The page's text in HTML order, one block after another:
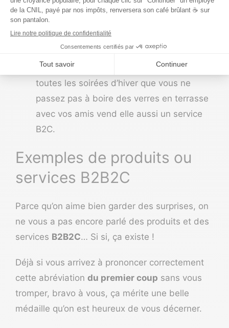
neveu à Noël vend un produit B2C ;
Lecordonnier
vos bottines ou les semelles de vos
baskets vend un service B2C ;
Et laplateforme de streamingqui occupe
toutes les soirées d’hiver que vous ne
passez pas à boire des verres en terrasse
avec vos amis vend elle aussi un service
B2C.
Exemples de produits ou
services B2B2C
Parce qu’on aime bien garder des surprises, on
ne vous a pas encore parlé des produits et des
services B2B2C… Si si, ça existe !
Déjà si vous arrivez à prononcer correctement
cette abréviation du premier coup sans vous
tromper, bravo à vous, ça mérite une belle
médaille qu’on est heureux de vous décerner.